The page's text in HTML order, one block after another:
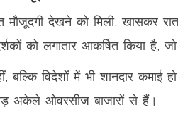
मौजूदगी देखने को मिली, खासकर
को लगातार आकर्षित किया है,
बल्कि विदेशों में भी शानदार
अकेले ओवरसीज बाजारों से हैं।